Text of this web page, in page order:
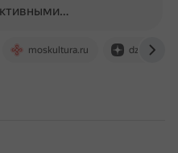
moskultura.ru dzen.ru